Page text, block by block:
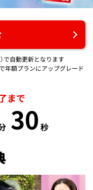
で自動更新となります
年額プランにアップグレード
まで
29秒